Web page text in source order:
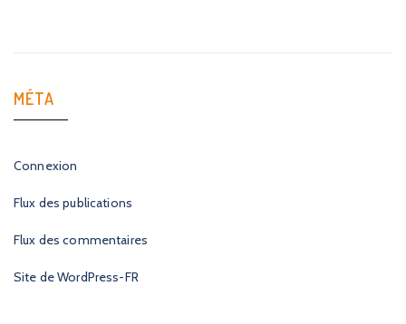
MÉTA
Connexion
Flux des publications
Flux des commentaires
Site de WordPress-FR